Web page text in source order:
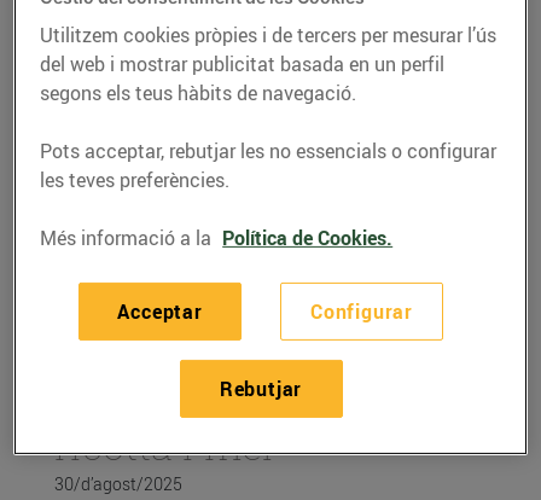
RECEPTES
Figues rostides amb
ricotta i mel
30/d’agost/2025
Utilitzem cookies pròpies i de tercers per mesurar l’ús
del web i mostrar publicitat basada en un perfil
segons els teus hàbits de navegació.
Pots acceptar, rebutjar les no essencials o configurar
les teves preferències.
Més informació a la Política de Cookies.
Configurar
Rebutjar
Acceptar